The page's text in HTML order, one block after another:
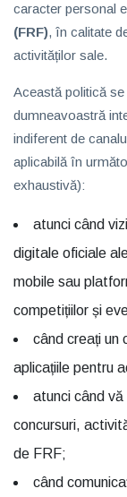
caracter personal
(FRF), în calitate
activităților sale.
Această politică
dumneavoastră
indiferent de
aplicabilă în
exhaustivă):
atunci când
digitale oficiale
mobile sau
competițiilor și
când creați un
aplicațiile pentru
atunci când
concursuri,
de FRF;
când